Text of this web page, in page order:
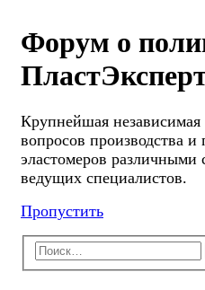
Форум о
Крупнейшая
вопросов производства и
эластомеров различными
ведущих специалистов.
Пропустить